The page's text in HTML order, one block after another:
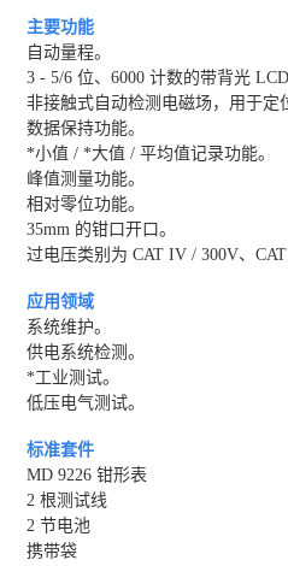
主要功能
自动量程。
3 - 5/6 位、6000 计数的带背光 LCD
非接触式自动检测电磁场，用于定
数据保持功能。
*小值 / *大值 / 平均值记录功能。
峰值测量功能。
相对零位功能。
35mm 的钳口开口。
过电压类别为 CAT IV / 300V、CAT
应用领域
系统维护。
供电系统检测。
*工业测试。
低压电气测试。
标准套件
MD 9226 钳形表
2 根测试线
2 节电池
携带袋